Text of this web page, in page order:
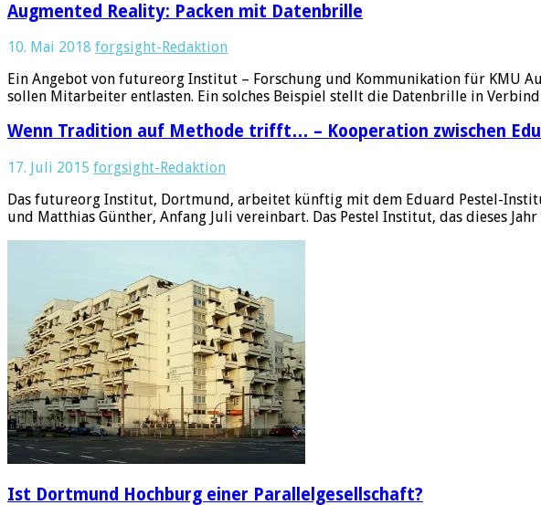
Augmented Reality: Packen mit Datenbrille
10. Mai 2018 forgsight-Redaktion
Ein Angebot von futureorg Institut – Forschung und Kommunikation für KMU
sollen Mitarbeiter entlasten. Ein solches Beispiel stellt die Datenbrille in
Wenn Tradition auf Methode trifft… – Kooperation zwischen
17. Juli 2015 forgsight-Redaktion
Das futureorg Institut, Dortmund, arbeitet künftig mit dem Eduard Pestel-
und Matthias Günther, Anfang Juli vereinbart. Das Pestel Institut, das dieses Jahr
Ist Dortmund Hochburg einer Parallelgesellschaft?